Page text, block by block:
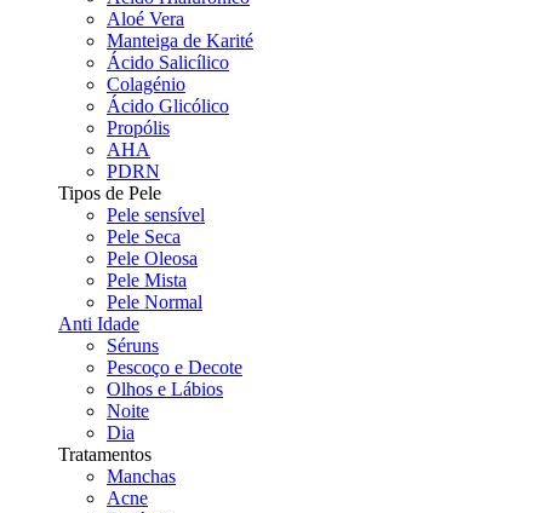
Aloé Vera
Manteiga de Karité
Ácido Salicílico
Colagénio
Ácido Glicólico
Propólis
AHA
PDRN
Tipos de Pele
Pele sensível
Pele Seca
Pele Oleosa
Pele Mista
Pele Normal
Anti Idade
Séruns
Pescoço e Decote
Olhos e Lábios
Noite
Dia
Tratamentos
Manchas
Acne